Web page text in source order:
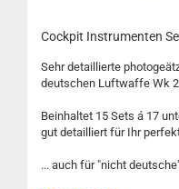
Cockpit Instrumenten
Sehr detaillierte
deutschen Luftwaffe Wk 2
Beinhaltet 15 Sets á 17
gut detailliert für Ihr
... auch für "nicht